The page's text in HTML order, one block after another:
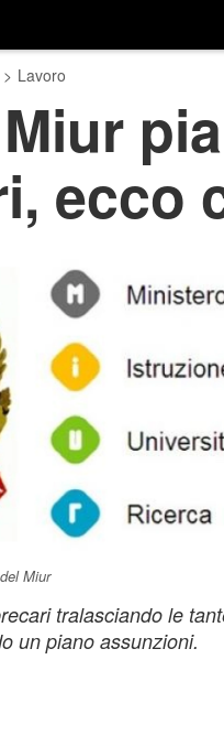
> Lavoro
ecco
Miur
tralasciando le
un piano assunzioni.